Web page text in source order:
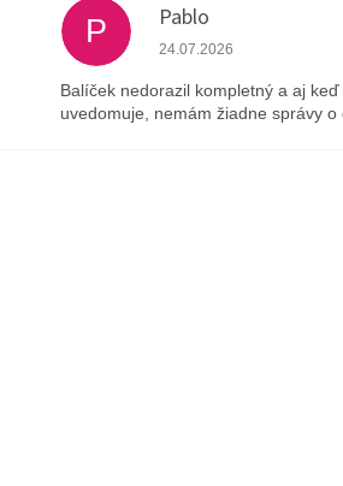
P Pablo
Hodnotenie obchodu je
24.07.2026
Balíček nedorazil kompletný a aj
uvedomuje, nemám žiadne správy o